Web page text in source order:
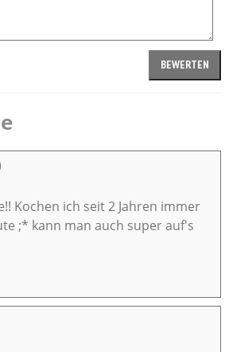
Kochen ich seit 2 Jahren immer
;* kann man auch super auf's